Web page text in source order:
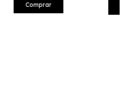
Comprar